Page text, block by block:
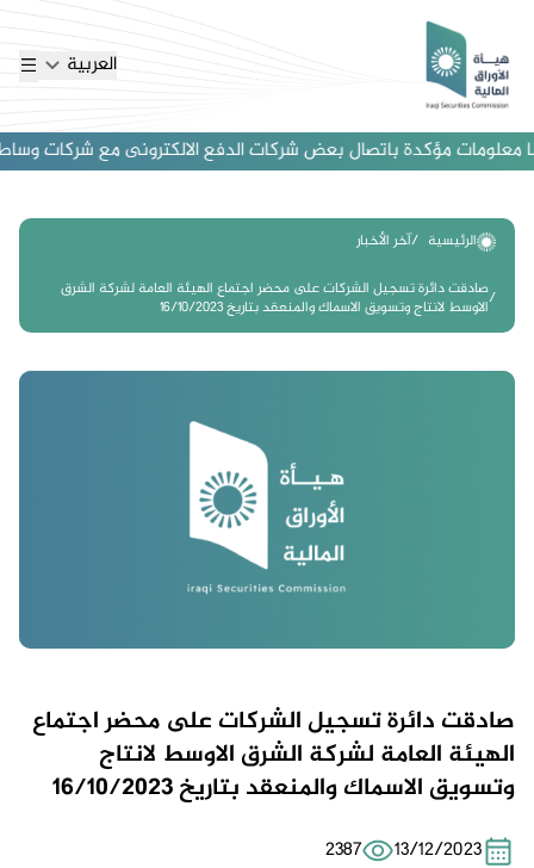
العربية
معلومات مؤكدة باتصال بعض شركات الدفع الالكترونى مع شركات وساطة
الرئيسية
آخر الأخبار
صادقت دائرة تسجيل الشركات على محضر اجتماع الهيئة العامة لشركة الشرق
الاوسط لانتاج وتسويق الاسماك والمنعقد بتاريخ 16/10/2023
صادقت دائرة تسجيل الشركات على محضر اجتماع
الهيئة العامة لشركة الشرق الاوسط لانتاج
وتسويق الاسماك والمنعقد بتاريخ 16/10/2023
13/12/2023
2387